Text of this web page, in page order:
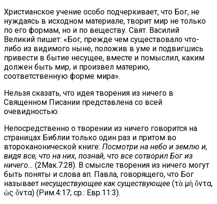
Христианское учение особо подчеркивает, что Бог, не
нуждаясь в исходном материале, творит мир не только
по его формам, но и по веществу. Свят. Василий
Великий пишет: «Бог, прежде чем существовало что-
либо из видимого ныне, положив в уме и подвигшись
привести в бытие несущее, вместе и помыслил, каким
должен быть мир, и произвел материю,
соответственную форме мира».
Нельзя сказать, что идея творения из ничего в
Священном Писании представлена со всей
очевидностью.
Непосредственно о творении из ничего говорится на
страницах Библии только один раз и притом во
второканонической книге: Посмотри на небо и землю и,
видя все, что на них, познай, что все сотворил Бог из
ничего… (2Мак.7:28). В смысле творения из ничего могут
быть поняты и слова ап. Павла, говорящего, что Бог
называет несуществующее как существующее (τὰ μὴ ὄντα,
ὡς ὄντα) (Рим.4:17; ср.: Евр.11:3).